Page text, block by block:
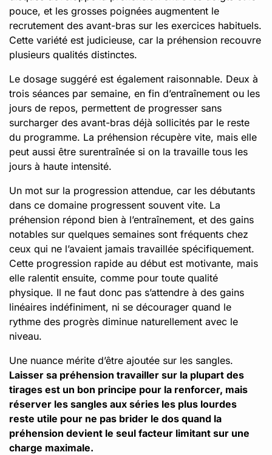
pouce, et les grosses poignées augmentent le
recrutement des avant-bras sur les exercices habituels.
Cette variété est judicieuse, car la préhension recouvre
plusieurs qualités distinctes.
Le dosage suggéré est également raisonnable. Deux à
trois séances par semaine, en fin d’entraînement ou les
jours de repos, permettent de progresser sans
surcharger des avant-bras déjà sollicités par le reste
du programme. La préhension récupère vite, mais elle
peut aussi être surentraînée si on la travaille tous les
jours à haute intensité.
Un mot sur la progression attendue, car les débutants
dans ce domaine progressent souvent vite. La
préhension répond bien à l’entraînement, et des gains
notables sur quelques semaines sont fréquents chez
ceux qui ne l’avaient jamais travaillée spécifiquement.
Cette progression rapide au début est motivante, mais
elle ralentit ensuite, comme pour toute qualité
physique. Il ne faut donc pas s’attendre à des gains
linéaires indéfiniment, ni se décourager quand le
rythme des progrès diminue naturellement avec le
niveau.
Une nuance mérite d’être ajoutée sur les sangles.
Laisser sa préhension travailler sur la plupart des
tirages est un bon principe pour la renforcer, mais
réserver les sangles aux séries les plus lourdes
reste utile pour ne pas brider le dos quand la
préhension devient le seul facteur limitant sur une
charge maximale.